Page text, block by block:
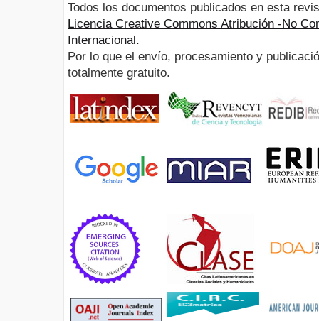
Todos los documentos publicados en esta
Licencia Creative Commons Atribución -No
Internacional.
Por lo que el envío, procesamiento y
totalmente gratuito.